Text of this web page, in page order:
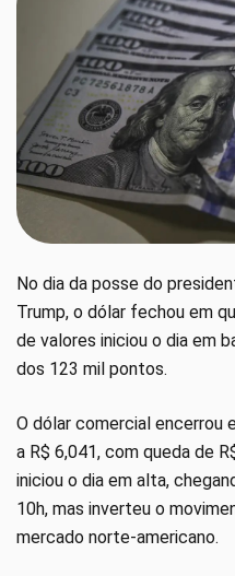
No dia da posse do
Trump, o dólar fechou em
de valores iniciou o dia em
dos 123 mil pontos.
O dólar comercial encerrou
a R$ 6,041, com queda de
iniciou o dia em alta,
10h, mas inverteu o
mercado norte-americano.